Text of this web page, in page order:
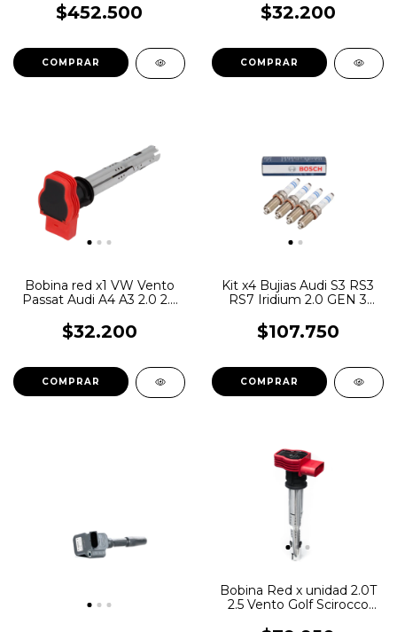
$452.500 $32.200
Bobina red x1 VW Vento
Passat Audi A4 A3 2.0 2.5
$32.200
Kit x4 Bujias Audi S3 RS3
RS7 Iridium 2.0 GEN 3
$107.750
Bobina Red x unidad 2.0T
2.5 Vento Golf Scirocco